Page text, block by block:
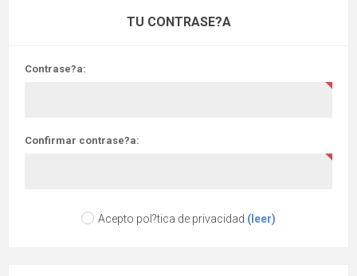
TU CONTRASE?A
Contrase?a:
Confirmar contrase?a:
Acepto pol?tica de privacidad (leer)